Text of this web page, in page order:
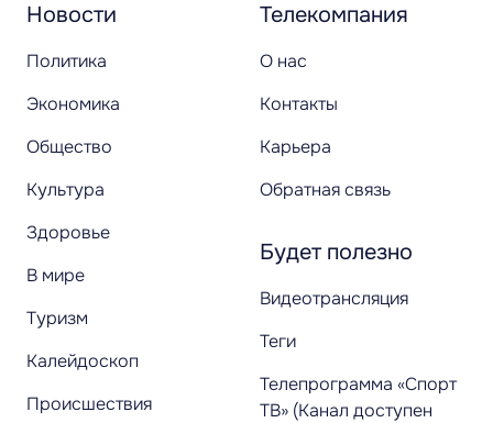
Новости
Политика
Экономика
Общество
Культура
Здоровье
В мире
Туризм
Калейдоскоп
Происшествия
Телекомпания
О нас
Контакты
Карьера
Обратная связь
Будет полезно
Видеотрансляция
Теги
Телепрограмма «Спорт
ТВ» (Канал доступен